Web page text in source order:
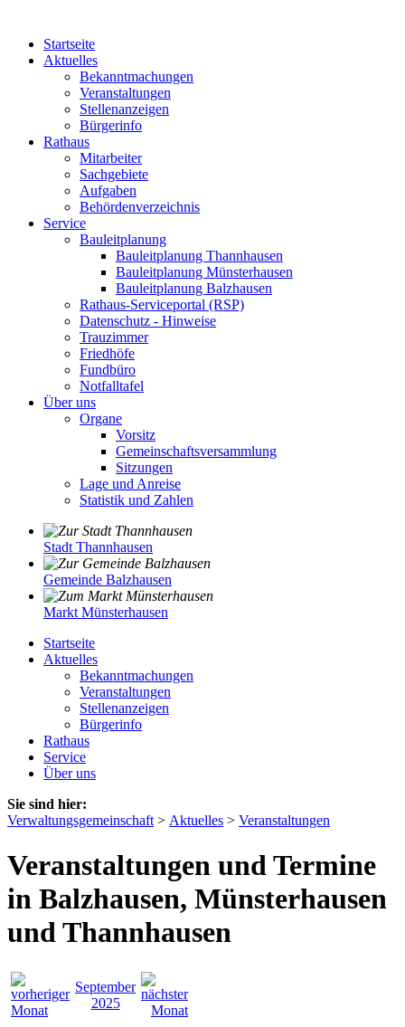
Startseite
Aktuelles
Bekanntmachungen
Veranstaltungen
Stellenanzeigen
Bürgerinfo
Rathaus
Mitarbeiter
Sachgebiete
Aufgaben
Behördenverzeichnis
Service
Bauleitplanung
Bauleitplanung Thannhausen
Bauleitplanung Münsterhausen
Bauleitplanung Balzhausen
Rathaus-Serviceportal (RSP)
Datenschutz - Hinweise
Trauzimmer
Friedhöfe
Fundbüro
Notfalltafel
Über uns
Organe
Vorsitz
Gemeinschaftsversammlung
Sitzungen
Lage und Anreise
Statistik und Zahlen
Stadt Thannhausen
Gemeinde Balzhausen
Markt Münsterhausen
Startseite
Aktuelles
Bekanntmachungen
Veranstaltungen
Stellenanzeigen
Bürgerinfo
Rathaus
Service
Über uns
Sie sind hier:
Verwaltungsgemeinschaft > Aktuelles > Veranstaltungen
Veranstaltungen und Termine
in Balzhausen, Münsterhausen
und Thannhausen
September
2025